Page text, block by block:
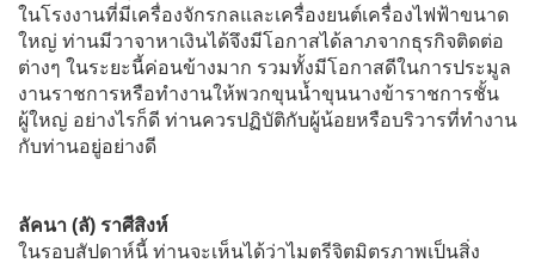
ในโรงงานที่มีเครื่องจักรกลและเครื่องยนต์เครื่องไฟฟ้าขนาด
ใหญ่ ท่านมีวาจาหาเงินได้จึงมีโอกาสได้ลาภจากธุรกิจติดต่อ
ต่างๆ ในระยะนี้ค่อนข้างมาก รวมทั้งมีโอกาสดีในการประมูล
งานราชการหรือทำงานให้พวกขุนน้ำขุนนางข้าราชการชั้น
ผู้ใหญ่ อย่างไรก็ดี ท่านควรปฏิบัติกับผู้น้อยหรือบริวารที่ทำงาน
กับท่านอยู่อย่างดี
ลัคนา (ลั) ราศีสิงห์
ในรอบสัปดาห์นี้ ท่านจะเห็นได้ว่าไมตรีจิตมิตรภาพเป็นสิ่ง